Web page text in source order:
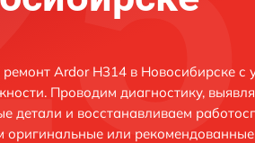
Ardor H314 в Новосибирске с
Проводим диагностику,
детали и восстанавливаем
оригинальные или